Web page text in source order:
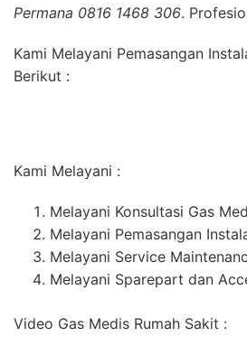
Permana 0816 1468 306.
Kami Melayani Pemasangan
Berikut :
Kami Melayani :
Melayani Konsultasi Gas
Melayani Pemasangan
Melayani Service
Melayani Sparepart dan
Video Gas Medis Rumah Sakit :